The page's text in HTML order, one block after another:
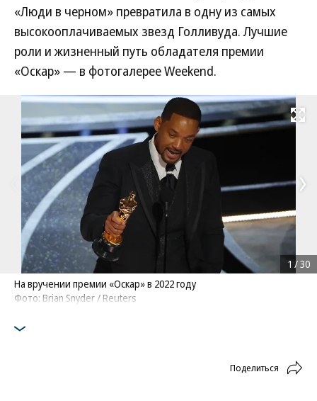
«Люди в черном» превратила в одну из самых
высокооплачиваемых звезд Голливуда. Лучшие
роли и жизненный путь обладателя премии
«Оскар» — в фотогалерее Weekend.
Развернуть
На вручении премии «Оскар» в 2022 году
Фото: Brian Snyder / Reuters
1 /30
Поделиться